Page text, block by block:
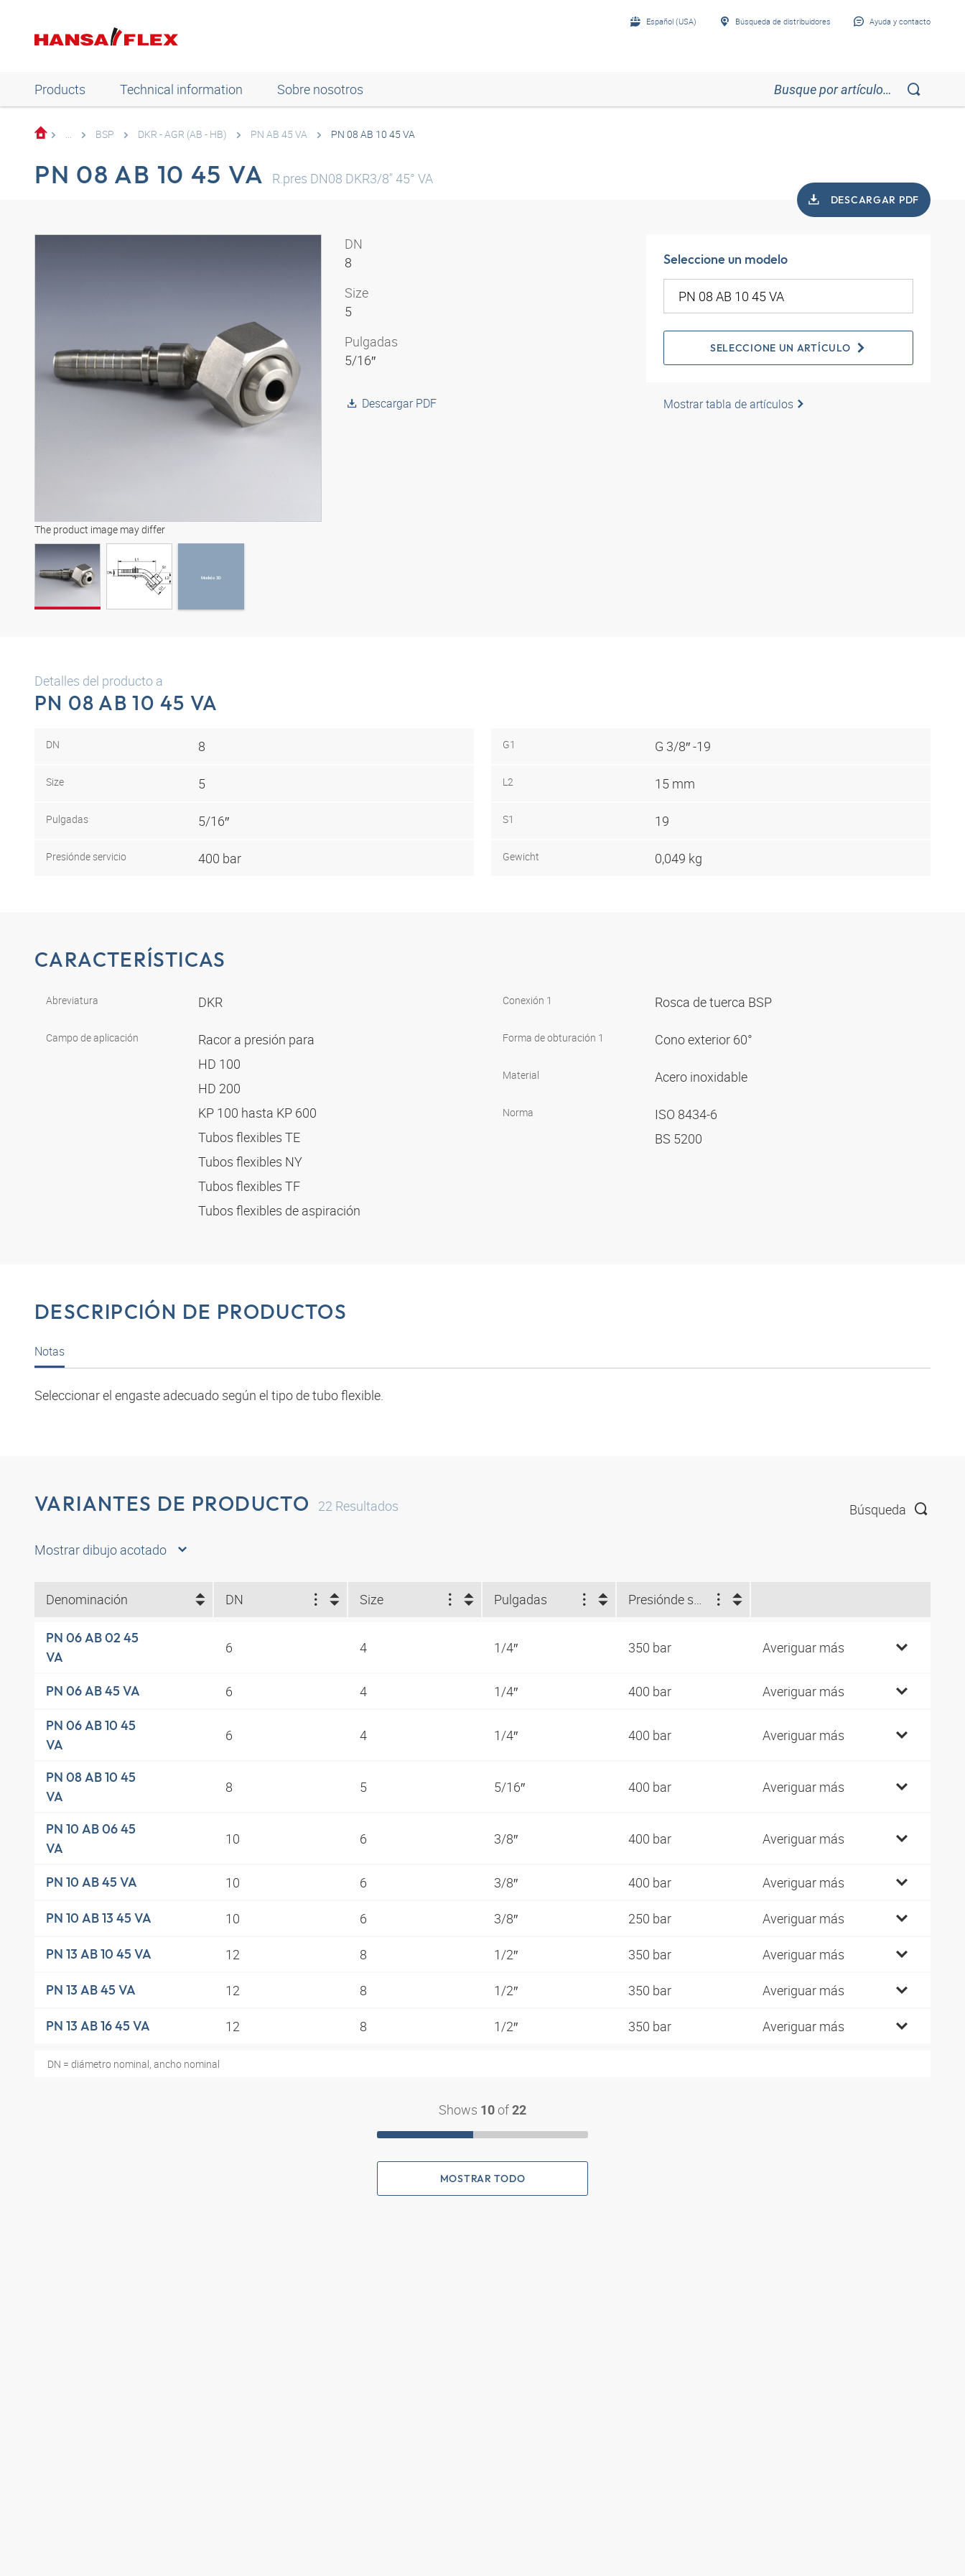
Español (USA) Búsqueda de distribuidores Ayuda y contacto
Products Technical information Sobre nosotros
... BSP DKR - AGR (AB - HB) PN AB 45 VA PN 08 AB 10 45 VA
PN 08 AB 10 45 VA R.pres DN08 DKR3/8" 45° VA
DESCARGAR PDF
The product image may differ
Modelo 3D
Modelo 3D
DN
8
Size
5
Pulgadas
5/16″
Descargar PDF
Seleccione un modelo
SELECCIONE UN ARTÍCULO
Mostrar tabla de artículos
Detalles del producto a
PN 08 AB 10 45 VA
DN 8
Size 5
Pulgadas 5/16″
Presiónde servicio 400 bar
G1 G 3/8″ -19
L2 15 mm
S1 19
Gewicht 0,049 kg
CARACTERÍSTICAS
Abreviatura DKR
Campo de aplicación
Racor a presión para
HD 100
HD 200
KP 100 hasta KP 600
Tubos flexibles TE
Tubos flexibles NY
Tubos flexibles TF
Tubos flexibles de aspiración
Conexión 1 Rosca de tuerca BSP
Forma de obturación 1 Cono exterior 60°
Material Acero inoxidable
Norma
ISO 8434-6
BS 5200
DESCRIPCIÓN DE PRODUCTOS
Notas
Seleccionar el engaste adecuado según el tipo de tubo flexible.
VARIANTES DE PRODUCTO 22 Resultados Búsqueda
Mostrar dibujo acotado
Denominación DN Size Pulgadas Presiónde servicio (bar)
PN 06 AB 02 45
VA
6 4 1/4″ 350 bar Averiguar más
PN 06 AB 45 VA 6 4 1/4″ 400 bar Averiguar más
PN 06 AB 10 45
VA
6 4 1/4″ 400 bar Averiguar más
PN 08 AB 10 45
VA
8 5 5/16″ 400 bar Averiguar más
PN 10 AB 06 45
VA
10 6 3/8″ 400 bar Averiguar más
PN 10 AB 45 VA 10 6 3/8″ 400 bar Averiguar más
PN 10 AB 13 45 VA 10 6 3/8″ 250 bar Averiguar más
PN 13 AB 10 45 VA 12 8 1/2″ 350 bar Averiguar más
PN 13 AB 45 VA 12 8 1/2″ 350 bar Averiguar más
PN 13 AB 16 45 VA 12 8 1/2″ 350 bar Averiguar más
DN = diámetro nominal, ancho nominal
Shows 10 of 22
MOSTRAR TODO